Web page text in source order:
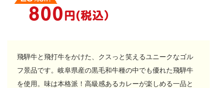
飛騨牛と飛打牛をかけた、クスっと笑えるユニークなゴル
フ景品です。岐阜県産の黒毛和牛種の中でも優れた飛騨牛
を使用。味は本格派！高級感あるカレーが楽しめる一品と